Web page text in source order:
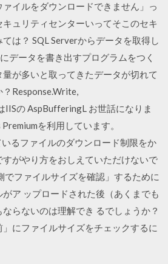
イルをダウンロードできません」っ
ュリティセンターいってそこのセキ
は？ SQL Serverからデータを取得し
データを書き出すプログラムをつく
が多いと取ってきたデータが切れて
Response.Write,
IISの AspBufferingL お世話になりま
を利用しています。
るファイルのダウンロード制限をか
がやり方をおしえていただけないで
でファイルサイズを確認」するために
ア ップロードされた後（あくまでも
ならないのは理解でき るでしょうか？
にファイルサイズをチェックするに